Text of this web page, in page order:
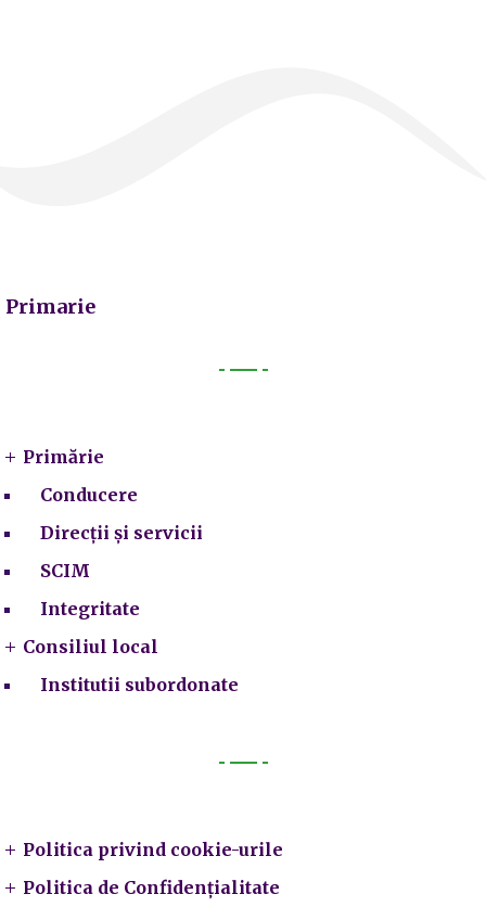
Primarie
Primărie
Conducere
Direcții și servicii
SCIM
Integritate
Consiliul local
Institutii subordonate
Politica privind cookie-urile
Politica de Confidențialitate